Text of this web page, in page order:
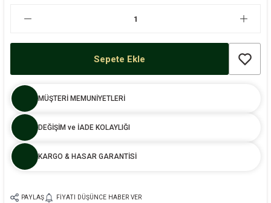
Sepete Ekle
MÜŞTERİ MEMUNİYETLERİ
DEĞİŞİM ve İADE KOLAYLIĞI
KARGO & HASAR GARANTİSİ
PAYLAŞ FIYATI DÜŞÜNCE HABER VER